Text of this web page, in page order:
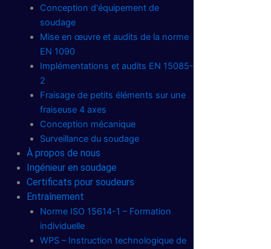
Conception d'équipement de
soudage
Mise en œuvre et audits de la norme
EN 1090
Implémentations et audits EN 15085-
2
Fraisage de petits éléments sur une
fraiseuse 4 axes
Conception mécanique
Surveillance du soudage
À propos de nous
Ingénieur en soudage
Certificats pour soudeurs
Entraînement
Norme ISO 15614-1 – Formation
individuelle
WPS – Instruction technologique de